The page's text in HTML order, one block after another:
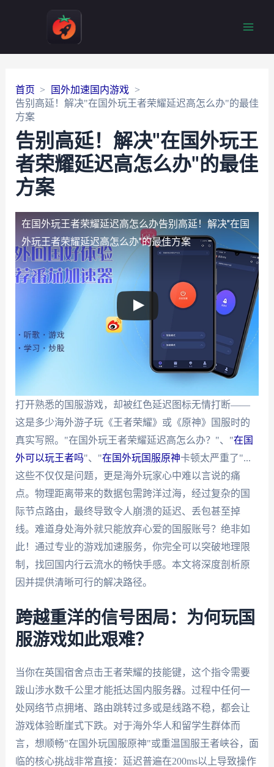
首页
国外加速国内游戏
告别高延！解决"在国外玩王者荣耀延迟高怎么办"的最佳
方案
告别高延！解决"在国外玩王
者荣耀延迟高怎么办"的最佳
方案
在国外玩王者荣耀延迟高怎么办告别高延！解决"在国
外玩王者荣耀延迟高怎么办"的最佳方案
打开熟悉的国服游戏，却被红色延迟图标无情打断——
这是多少海外游子玩《王者荣耀》或《原神》国服时的
真实写照。"在国外玩王者荣耀延迟高怎么办？"、"在国
外可以玩王者吗"、"在国外玩国服原神卡顿太严重了"...
这些不仅仅是问题，更是海外玩家心中难以言说的痛
点。物理距离带来的数据包需跨洋过海，经过复杂的国
际节点路由，最终导致令人崩溃的延迟、丢包甚至掉
线。难道身处海外就只能放弃心爱的国服账号？绝非如
此！通过专业的游戏加速服务，你完全可以突破地理限
制，找回国内行云流水的畅快手感。本文将深度剖析原
因并提供清晰可行的解决路径。
跨越重洋的信号困局：为何玩国
服游戏如此艰难？
当你在英国宿舍点击王者荣耀的技能键，这个指令需要
跋山涉水数千公里才能抵达国内服务器。过程中任何一
处网络节点拥堵、路由跳转过多或是线路不稳，都会让
游戏体验断崖式下跌。对于海外华人和留学生群体而
言，想顺畅"在国外玩国服原神"或重温国服王者峡谷，面
临的核心挑战非常直接：延迟普遍在200ms以上导致操作